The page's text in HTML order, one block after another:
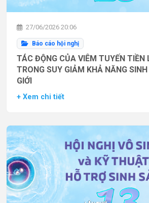
27/06/2026 20:06
Báo cáo hội nghị
TÁC ĐỘNG CỦA VIÊM TUYẾN TIỀN
TRONG SUY GIẢM KHẢ NĂNG
GIỚI
+ Xem chi tiết